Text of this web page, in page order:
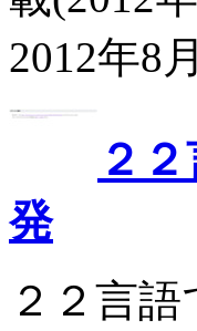
2012年8
２
発
２２言